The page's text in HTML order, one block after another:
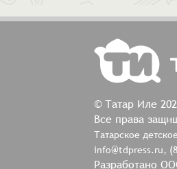
© Татар Иле
Все права
Татарское
info@tdpress.ru,
Разработано